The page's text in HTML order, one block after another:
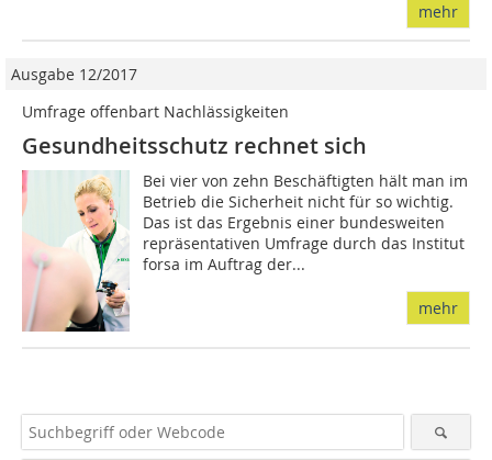
mehr
Ausgabe 12/2017
Umfrage offenbart Nachlässigkeiten
Gesundheitsschutz rechnet sich
Bei vier von zehn Beschäftigten hält man im
Betrieb die Sicherheit nicht für so wichtig.
Das ist das Ergebnis einer bundesweiten
repräsentativen Umfrage durch das Institut
forsa im Auftrag der...
mehr